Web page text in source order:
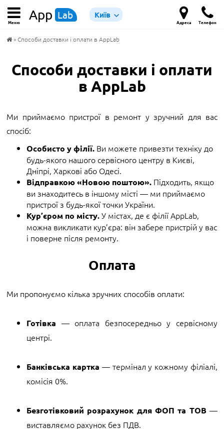
Меню App Lab Київ
Адреса Телефон
» Способи доставки і оплати в AppLab
Способи доставки і оплати
в AppLab
Ми приймаємо пристрої в ремонт у зручний для вас
спосіб:
Особисто у філії. Ви можете привезти техніку до
будь-якого нашого сервісного центру в Києві,
Дніпрі, Харкові або Одесі.
Відправкою «Новою поштою». Підходить, якщо
ви знаходитесь в іншому місті — ми приймаємо
пристрої з будь-якої точки України.
Кур’єром по місту.У містах, де є філії AppLab,
можна викликати кур’єра: він забере пристрій у вас
і поверне після ремонту.
Оплата
Ми пропонуємо кілька зручних способів оплати:
Готівка — оплата безпосередньо у сервісному
центрі.
Банківська картка — термінал у кожному філіалі,
комісія 0%.
Безготівковий розрахунок для ФОП та ТОВ —
виставляємо рахунок без ПДВ.